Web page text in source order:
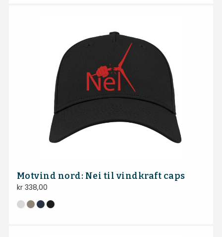
Motvind nord: Nei til vindkraft caps
kr338,00